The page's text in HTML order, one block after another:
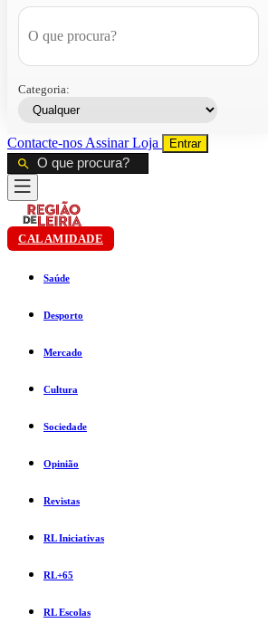
Categoria:
Contacte-nos AssinarLoja Entrar
CALAMIDADE
Saúde
Desporto
Mercado
Cultura
Sociedade
Opinião
Revistas
RL Iniciativas
RL+65
RL Escolas